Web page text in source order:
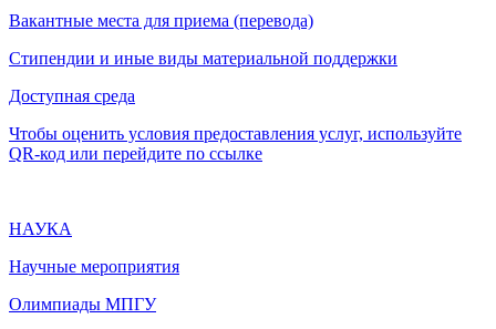
Вакантные места для приема (перевода)
Стипендии и иные виды материальной поддержки
Доступная среда
Чтобы оценить условия предоставления услуг, используйте
QR-код или перейдите по ссылке
НАУКА
Научные мероприятия
Олимпиады МПГУ